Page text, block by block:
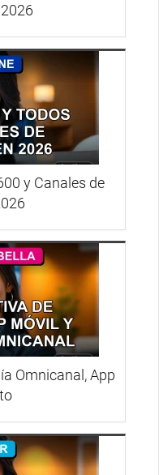
y Canales de
Omnicanal, App